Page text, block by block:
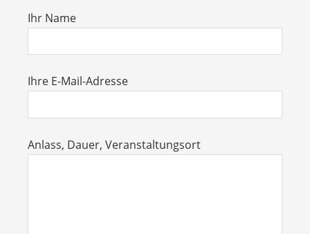
Ihr Name
Ihre E-Mail-Adresse
Anlass, Dauer, Veranstaltungsort